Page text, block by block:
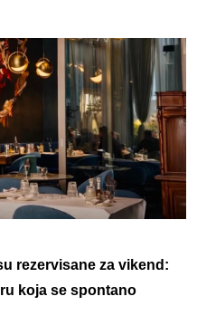
rezervisane za vikend:
koja se spontano